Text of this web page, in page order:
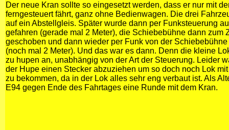
Der neue Kran sollte so eingesetzt werden, dass er nur mit
ferngesteuert fährt, ganz ohne Bedienwagen. Die drei
auf ein Abstellgleis. Später wurde dann per Funksteuerung
gefahren (gerade mal 2 Meter), die Schiebebühne dann zum
geschoben und dann wieder per Funk von der
(noch mal 2 Meter). Und das war es dann. Denn die kleine
zu hupen an, unabhängig von der Art der Steuerung. Leider
der Hupe einen Stecker abzuziehen um so doch noch Lok
zu bekommen, da in der Lok alles sehr eng verbaut ist. Als
E94 gegen Ende des Fahrtages eine Runde mit dem Kran.